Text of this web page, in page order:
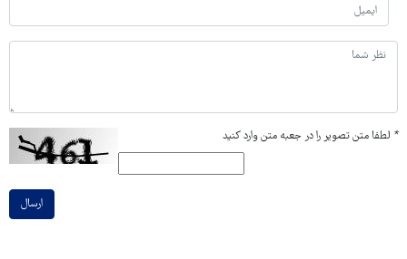
* لطفا متن تصویر را در جعبه متن وارد کنید
ارسال